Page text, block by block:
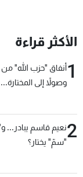
الأكثر قراءة
1أنفاق "حزب الله"
وصولاً إلى
2نعيم قاسم يبادر...
"سمّ" يختار؟